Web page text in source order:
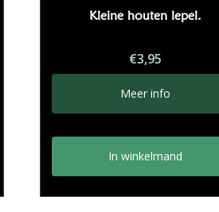
Kleine houten lepel.
€3,95
Meer info
In winkelmand